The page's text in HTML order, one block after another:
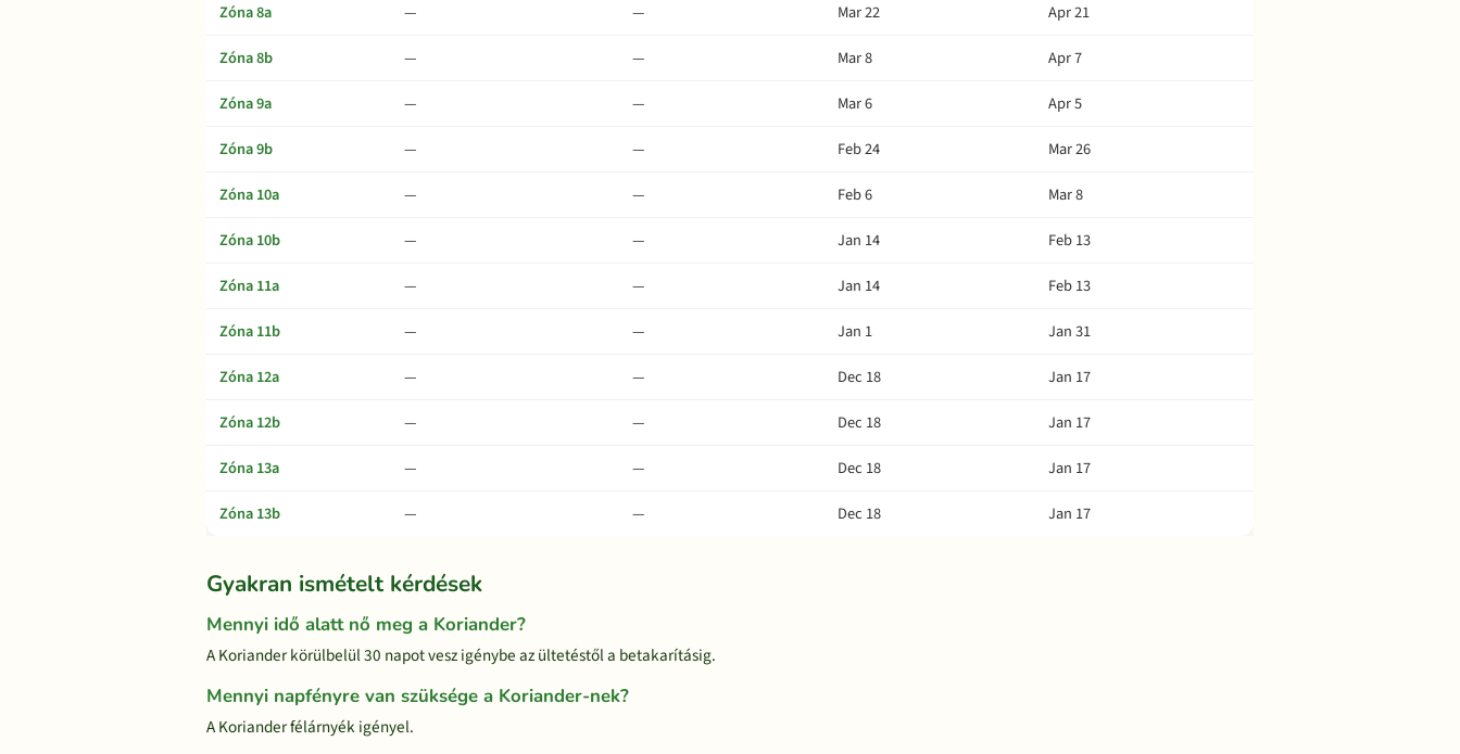
Zóna 8a
— — Mar 22
Apr 21
Zóna 8b
— — Mar 8
Apr 7
Zóna 9a
— — Mar 6
Apr 5
Zóna 9b
— — Feb 24
Mar 26
Zóna 10a
— — Feb 6
Mar 8
Zóna 10b
— — Jan 14
Feb 13
Zóna 11a
— — Jan 14
Feb 13
Zóna 11b
— — Jan 1
Jan 31
Zóna 12a
— — Dec 18
Jan 17
Zóna 12b
— — Dec 18
Jan 17
Zóna 13a
— — Dec 18
Jan 17
Zóna 13b
— — Dec 18 Jan 17
Gyakran ismételt kérdések
Mennyi idő alatt nő meg a Koriander?
A Koriander körülbelül 30 napot vesz igénybe az ültetéstől a betakarításig.
Mennyi napfényre van szüksége a Koriander-nek?
A Koriander félárnyék igényel.